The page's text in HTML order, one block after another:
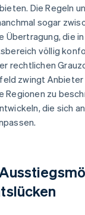
Die Regeln
sogar
Übertragung, die
völlig
rechtlichen
zwingt
Regionen zu
die sich